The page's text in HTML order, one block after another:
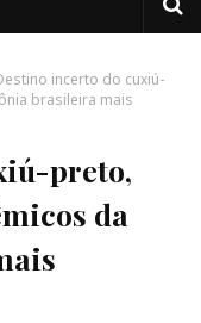
incerto do cuxiú-
brasileira mais
preto,
da